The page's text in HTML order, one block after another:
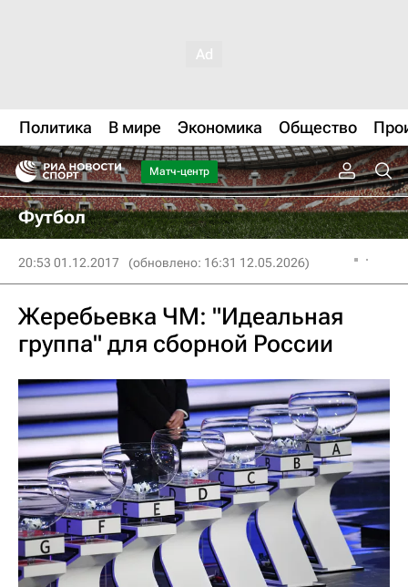
Политика В мире Экономика Общество
Матч-центр
Футбол
20:53 01.12.2017 (обновлено: 16:31 12.05.2026)
Жеребьевка ЧМ: "Идеальная
группа" для сборной России